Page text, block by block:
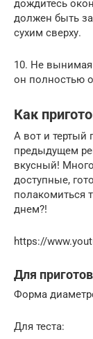
дождитесь
должен быть
сухим сверху.
10. Не вынимая
он полностью
Как
А вот и тертый
предыдущем
вкусный!
доступные,
полакомиться
днем?!
https://
Для
Форма
Для теста: